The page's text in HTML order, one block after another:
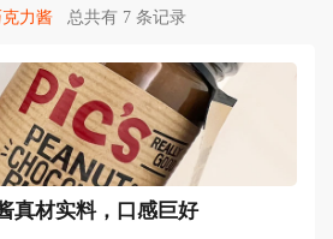
克力酱 总共有 7 条记录
真材实料，口感巨好